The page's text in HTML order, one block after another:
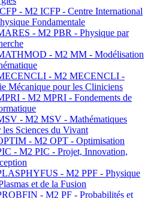
- M2 ICFP - Centre International
Fondamentale
- M2 PBR - Physique par
- M2 MM - Modélisation
- M2 MECENCLI -
Mécanique pour les Cliniciens
- M2 MPRI - Fondements de
- M2 MSV - Mathématiques
les Sciences du Vivant
- M2 OPT - Optimisation
- M2 PIC - Projet, Innovation,
- M2 PPF - Physique
et de la Fusion
- M2 PF - Probabilités et